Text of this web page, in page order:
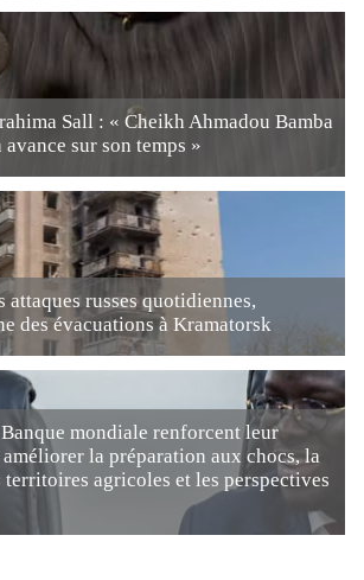
Sall : « Cheikh Ahmadou Bamba
sur son temps »
attaques russes quotidiennes,
des évacuations à Kramatorsk
mondiale renforcent leur
la préparation aux chocs, la
agricoles et les perspectives